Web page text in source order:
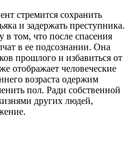
стремится сохранить
и задержать преступника.
в том, что после спасения
в ее подсознании. Она
прошлого и избавиться от
отображает человеческие
возраста одержим
пол. Ради собственной
других людей,